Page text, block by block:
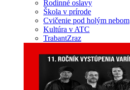
Rodinné oslavy
Škola v prírode
Cvičenie pod holým nebom
Kultúra v ATC
TrabantZraz